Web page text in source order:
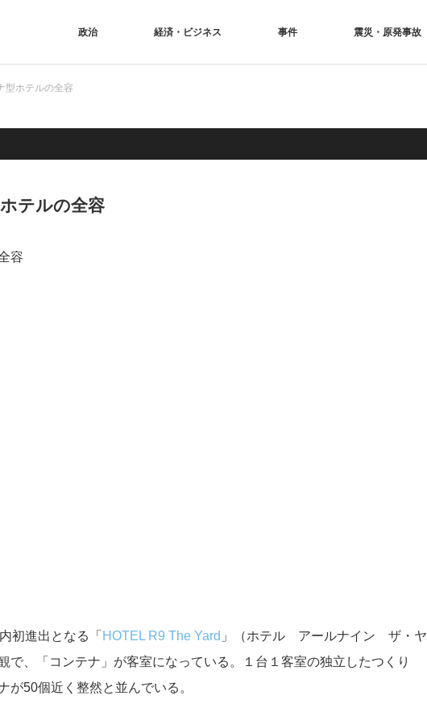
政治 経済・ビジネス 事件 震災・原発事故
型ホテルの全容
テルの全容
初進出となる「 HOTEL R9 The Yard 」（ホテル アールナイン ザ・ヤ
で、「コンテナ」が客室になっている。１台１客室の独立したつくり
が50個近く整然と並んでいる。